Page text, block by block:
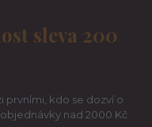
sleva 200
prvními, kdo se dozví o
nad 2000 Kč